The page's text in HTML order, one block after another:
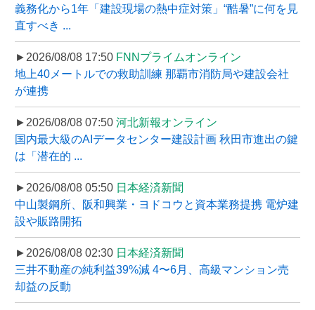
義務化から1年「建設現場の熱中症対策」“酷暑”に何を見
直すべき ...
►2026/08/08 17:50 FNNプライムオンライン
地上40メートルでの救助訓練 那覇市消防局や建設会社
が連携
►2026/08/08 07:50 河北新報オンライン
国内最大級のAIデータセンター建設計画 秋田市進出の鍵
は「潜在的 ...
►2026/08/08 05:50 日本経済新聞
中山製鋼所、阪和興業・ヨドコウと資本業務提携 電炉建
設や販路開拓
►2026/08/08 02:30 日本経済新聞
三井不動産の純利益39%減 4〜6月、高級マンション売
却益の反動